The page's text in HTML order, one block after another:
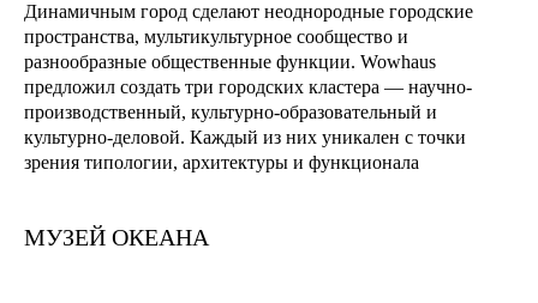
Динамичным город сделают неоднородные городские
пространства, мультикультурное сообщество и
разнообразные общественные функции. Wowhaus
предложил создать три городских кластера — научно-
производственный, культурно-образовательный и
культурно-деловой. Каждый из них уникален с точки
зрения типологии, архитектуры и функционала
МУЗЕЙ ОКЕАНА